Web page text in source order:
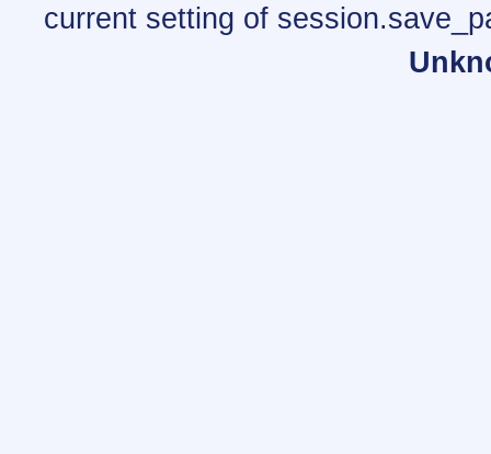
current setting of